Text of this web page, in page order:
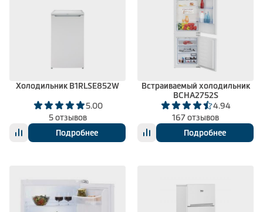
Холодильник B1RLSE852W
5.00
5 отзывов
Подробнее
Встраиваемый холодильник
BCHA2752S
4.94
167 отзывов
Подробнее